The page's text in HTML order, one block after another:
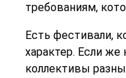
требованиям,
Есть фестивали,
характер. Если
коллективы